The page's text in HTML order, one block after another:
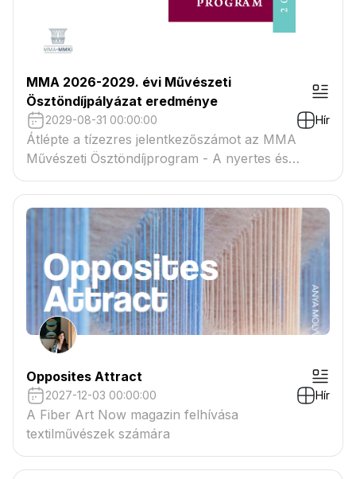
MMA 2026-2029. évi Művészeti
Ösztöndíjpályázat eredménye
2029-08-31 00:00:00 Hír
Átlépte a tízezres jelentkezőszámot az MMA
Művészeti Ösztöndíjprogram - A nyertes és
tartaléklistás pályázók névsora megtekinthető a
csatolmányban
Opposites Attract
2027-12-03 00:00:00 Hír
A Fiber Art Now magazin felhívása
textilművészek számára